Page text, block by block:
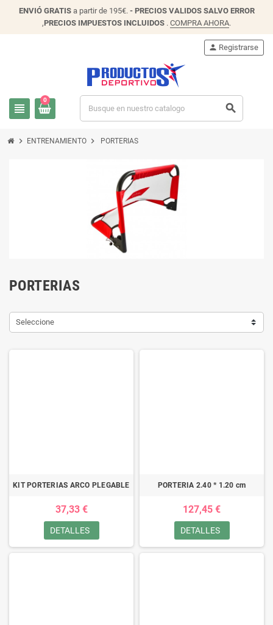
ENVIÓGRATISa partir de 195€. - PRECIOS VALIDOS SALVO ERROR
,PRECIOS IMPUESTOS INCLUIDOS . COMPRA AHORA.
view_headline
person Registrarse
0
search
chevron_right ENTRENAMIENTO chevron_right PORTERIAS
PORTERIAS
Seleccione
KIT PORTERIAS ARCO PLEGABLE
37,33 €
DETALLES
PORTERIA 2.40 * 1.20 cm
127,45 €
DETALLES